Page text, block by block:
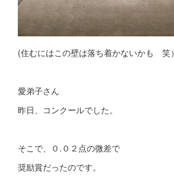
(住むにはこの壁は落ち着かないかも 笑）
愛弟子さん
昨日、コンクールでした。
そこで、０.０２点の微差で
奨励賞だったのです。